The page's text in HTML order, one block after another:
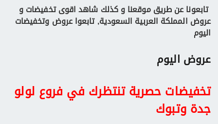
تابعونا عن طريق موقعناو كذلك شاهد اقوى تخفيضات و
عروض المملكة العربية السعودية, تابعوا عروض وتخفيضات
اليوم
عروض اليوم
تخفيضات حصرية تنتظرك في فروع لولو
جدة وتبوك